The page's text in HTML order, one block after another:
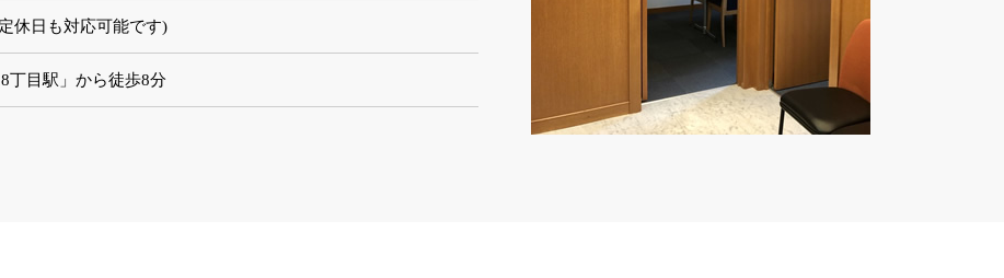
休日も対応可能です)
丁目駅」から徒歩8分